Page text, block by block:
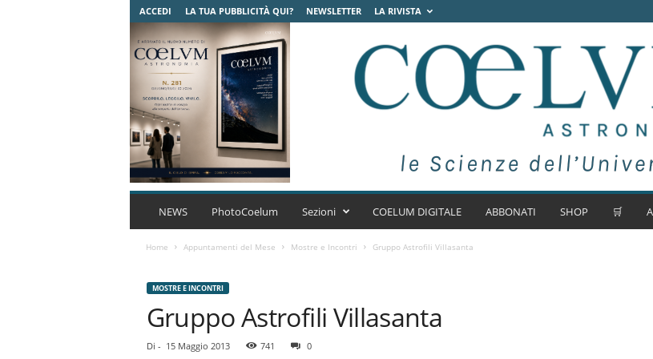
ACCEDI LA TUA PUBBLICITÀ QUI? NEWSLETTER LA RIVISTA
C
t
r
NEWS PhotoCoelum Sezioni COELUM DIGITALE ABBONATI SHOP 🛒
Home Appuntamenti del Mese Mostre e Incontri Gruppo Astrofili Villasanta
MOSTRE E INCONTRI
Gruppo Astrofili Villasanta
Di - 15 Maggio 2013 741 0